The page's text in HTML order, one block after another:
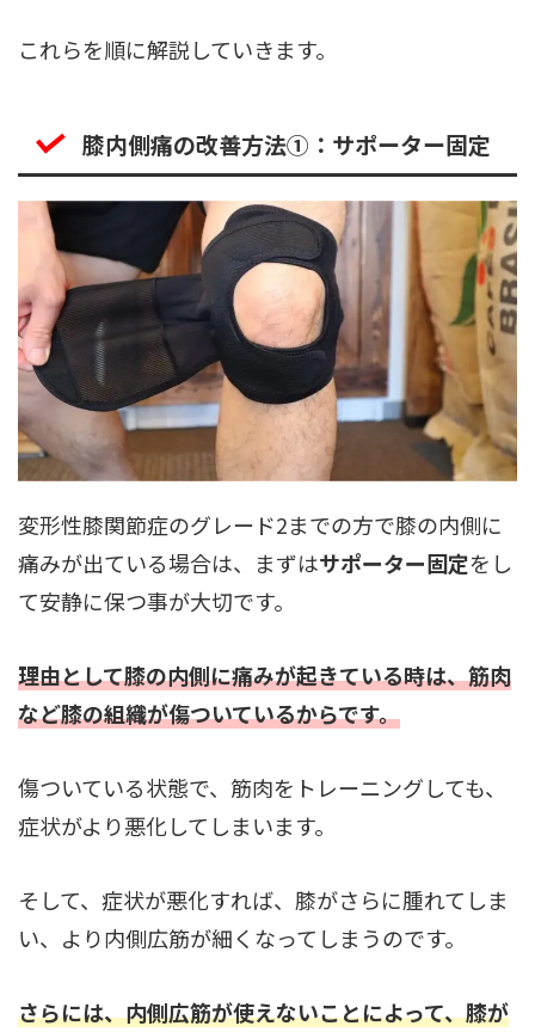
これらを順に解説していきます。
膝内側痛の改善方法➀：サポーター固定
変形性膝関節症のグレード2までの方で膝の内側に
痛みが出ている場合は、まずはサポーター固定をし
て安静に保つ事が大切です。
理由として膝の内側に痛みが起きている時は、筋肉
など膝の組織が傷ついているからです。
傷ついている状態で、筋肉をトレーニングしても、
症状がより悪化してしまいます。
そして、症状が悪化すれば、膝がさらに腫れてしま
い、より内側広筋が細くなってしまうのです。
さらには、内側広筋が使えないことによって、膝が